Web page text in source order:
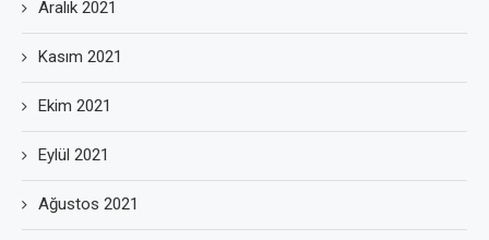
Aralık 2021
Kasım 2021
Ekim 2021
Eylül 2021
Ağustos 2021